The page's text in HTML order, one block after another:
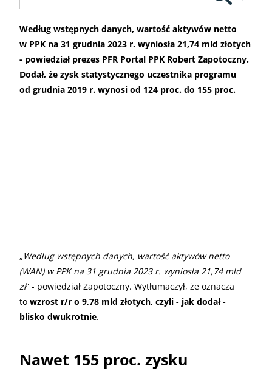
Według wstępnych danych, wartość aktywów netto
w PPK na 31 grudnia 2023 r. wyniosła 21,74 mld złotych
- powiedział prezes PFR Portal PPK Robert Zapotoczny.
Dodał, że zysk statystycznego uczestnika programu
od grudnia 2019 r. wynosi od 124 proc. do 155 proc.
„Według wstępnych danych, wartość aktywów netto
(WAN) w PPK na 31 grudnia 2023 r. wyniosła 21,74 mld
zł” - powiedział Zapotoczny. Wytłumaczył, że oznacza
to wzrost r/r o 9,78 mld złotych, czyli - jak dodał -
blisko dwukrotnie.
Nawet 155 proc. zysku